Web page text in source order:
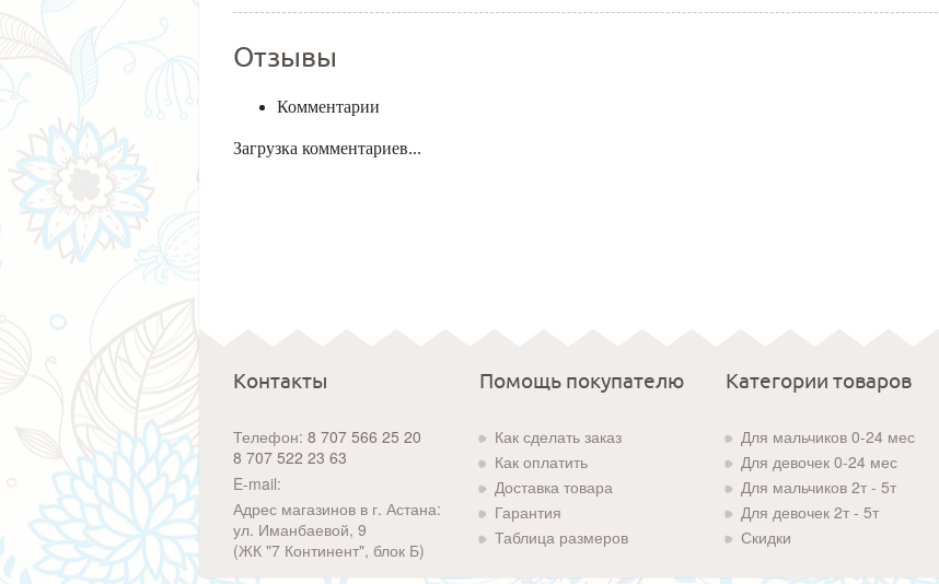
Отзывы
Комментарии
Загрузка комментариев...
Контакты
Телефон: 8 707 566 25 20
8 707 522 23 63
E-mail:
Адрес магазинов в г. Астана:
ул. Иманбаевой, 9
(ЖК "7 Континент", блок Б)
Помощь покупателю
Как сделать заказ
Как оплатить
Доставка товара
Гарантия
Таблица размеров
Категории товаров
Для мальчиков 0-24 мес
Для девочек 0-24 мес
Для мальчиков 2т - 5т
Для девочек 2т - 5т
Скидки